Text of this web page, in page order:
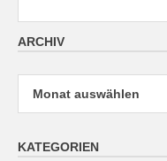
ARCHIV
Archiv
KATEGORIEN